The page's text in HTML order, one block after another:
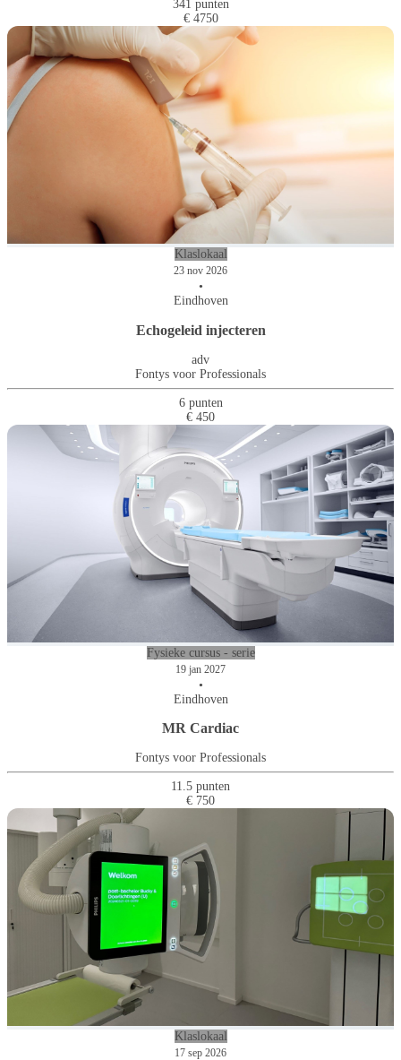
341 punten
€ 4750
Klaslokaal
23 nov 2026
•
Eindhoven
Echogeleid injecteren
adv
Fontys voor Professionals
6 punten
€ 450
Fysieke cursus - serie
19 jan 2027
•
Eindhoven
MR Cardiac
Fontys voor Professionals
11.5 punten
€ 750
Klaslokaal
17 sep 2026